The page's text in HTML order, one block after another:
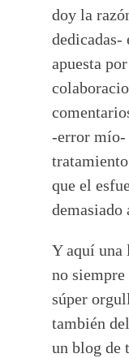
doy la
dedicadas-
apuesta
-error mío-
que el
demasiado
Y aquí una
no siempre
súper
también
un blog de